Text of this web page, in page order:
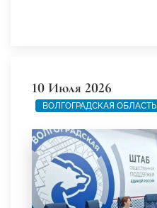
10 Июля 2026
ВОЛГОГРАДСКАЯ ОБЛАСТЬ